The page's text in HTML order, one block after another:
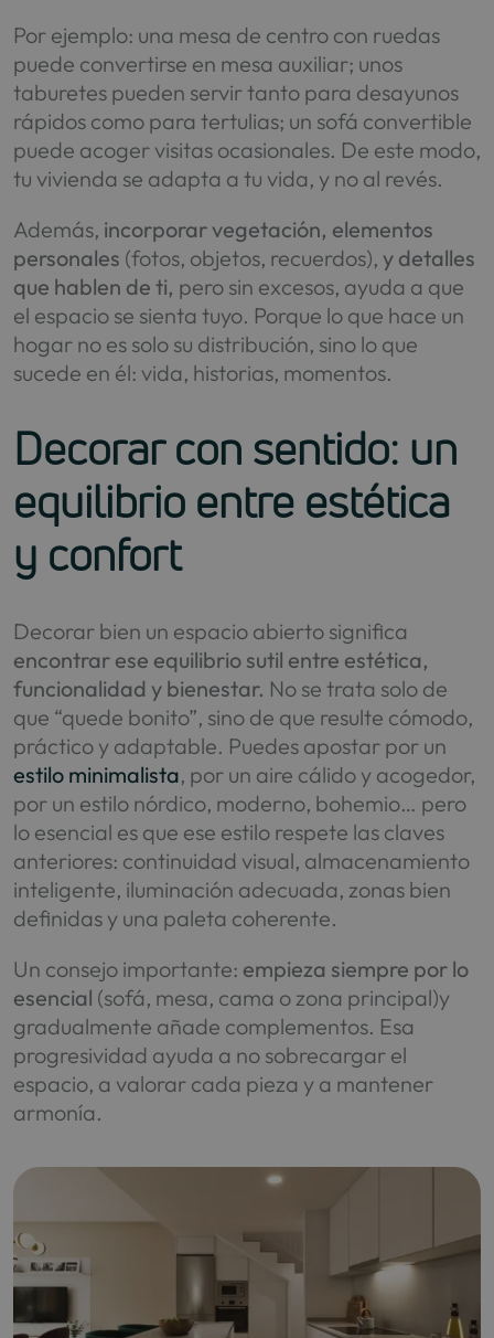
Por ejemplo: una mesa de centro con ruedas
puede convertirse en mesa auxiliar; unos
taburetes pueden servir tanto para desayunos
rápidos como para tertulias; un sofá convertible
puede acoger visitas ocasionales. De este modo,
tu vivienda se adapta a tu vida, y no al revés.
Además, incorporar vegetación, elementos
personales (fotos, objetos, recuerdos), y detalles
que hablen de ti, pero sin excesos, ayuda a que
el espacio se sienta tuyo. Porque lo que hace un
hogar no es solo su distribución, sino lo que
sucede en él: vida, historias, momentos.
Decorar con sentido: un
equilibrio entre estética
y confort
Decorar bien un espacio abierto significa
encontrar ese equilibrio sutil entre estética,
funcionalidad y bienestar. No se trata solo de
que “quede bonito”, sino de que resulte cómodo,
práctico y adaptable. Puedes apostar por un
estilo minimalista, por un aire cálido y acogedor,
por un estilo nórdico, moderno, bohemio… pero
lo esencial es que ese estilo respete las claves
anteriores: continuidad visual, almacenamiento
inteligente, iluminación adecuada, zonas bien
definidas y una paleta coherente.
Un consejo importante: empieza siempre por lo
esencial (sofá, mesa, cama o zona principal)y
gradualmente añade complementos. Esa
progresividad ayuda a no sobrecargar el
espacio, a valorar cada pieza y a mantener
armonía.